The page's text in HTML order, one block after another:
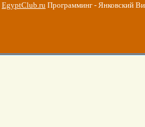
EgyptClub.ru Программинг - Янковский